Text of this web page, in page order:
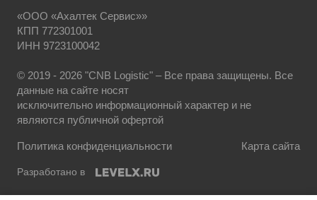
«ООО «Ахалтек Сервис»»
КПП 772301001
ИНН 9723100042
© 2019 - 2026 "CNB Logistic" – Все права защищены. Все
данные на сайте носят
исключительно информационный характер и не
являются публичной офертой
Политика конфиденциальности Карта сайта
Разработано в